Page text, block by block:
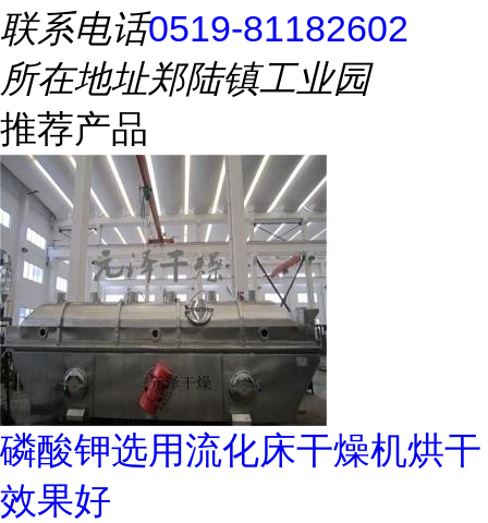
联系电话0519-81182602
所在地址郑陆镇工业园
推荐产品
磷酸钾选用流化床干燥机烘干
效果好